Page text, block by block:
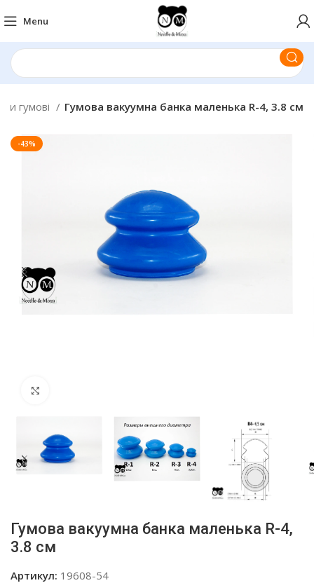
Menu
гумові Гумова вакуумна банка маленька R-4, 3.8 см
-43%
Гумова вакуумна банка маленька R-4,
3.8 см
Артикул: 19608-54